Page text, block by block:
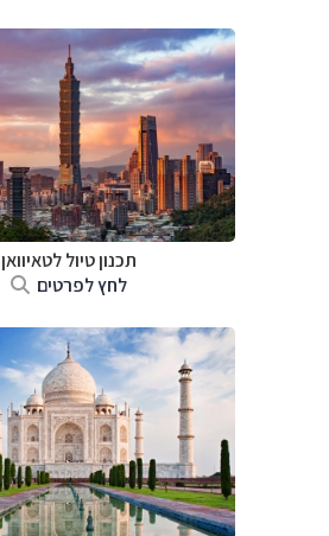
תכנון טיוללטאיוואן
לחץ לפרטים